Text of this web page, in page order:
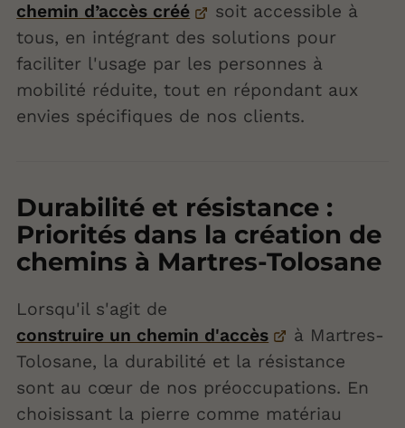
chemin d’accès créé
soit accessible à
tous, en intégrant des solutions pour
faciliter l'usage par les personnes à
mobilité réduite, tout en répondant aux
envies spécifiques de nos clients.
Durabilité et résistance :
Priorités dans la création de
chemins à Martres-Tolosane
Lorsqu'il s'agit de
construire un chemin d'accès
à Martres-
Tolosane, la durabilité et la résistance
sont au cœur de nos préoccupations. En
choisissant la pierre comme matériau